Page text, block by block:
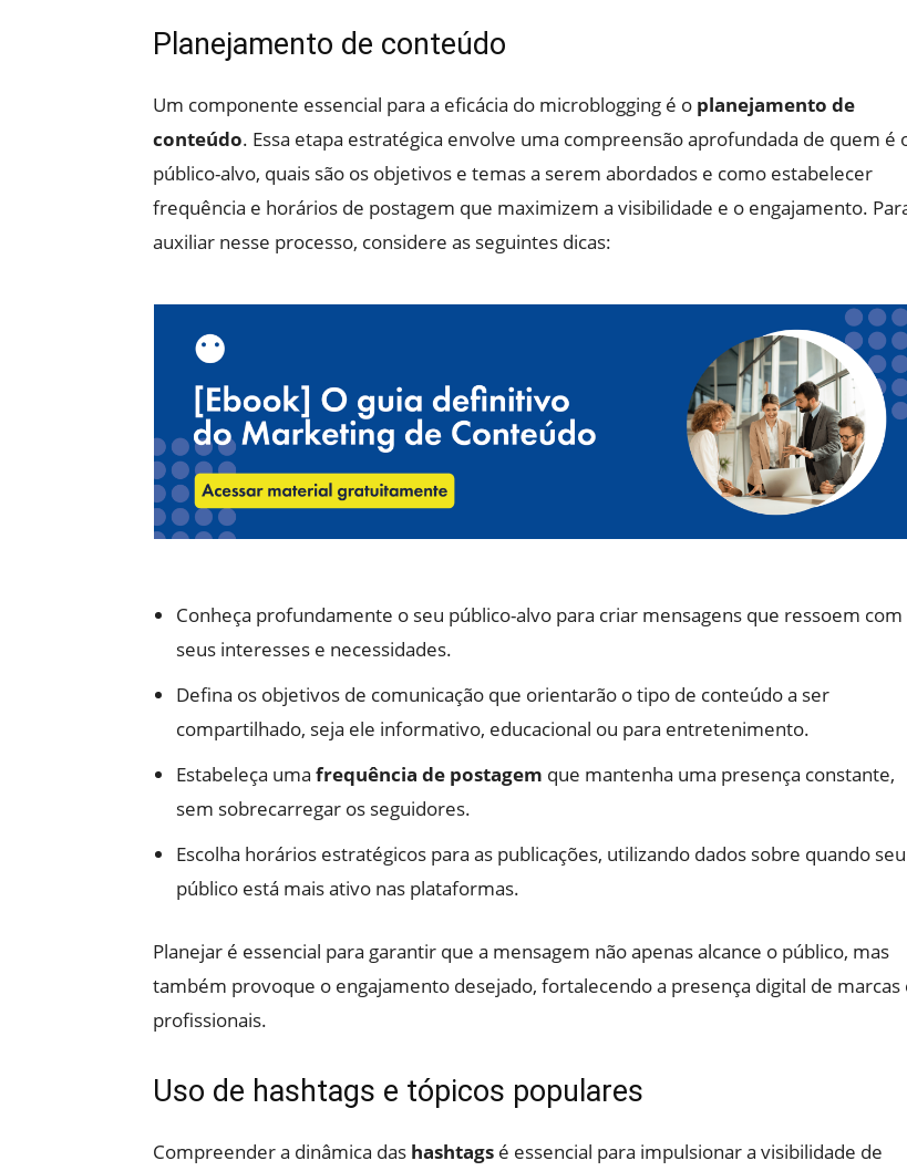
Planejamento de conteúdo
Um componente essencial para a eficácia do microblogging é o planejamento de
conteúdo. Essa etapa estratégica envolve uma compreensão aprofundada de quem é
público-alvo, quais são os objetivos e temas a serem abordados e como estabelecer
frequência e horários de postagem que maximizem a visibilidade e o engajamento.
auxiliar nesse processo, considere as seguintes dicas:
Conheça profundamente o seu público-alvo para criar mensagens que ressoem com
seus interesses e necessidades.
Defina os objetivos de comunicação que orientarão o tipo de conteúdo a ser
compartilhado, seja ele informativo, educacional ou para entretenimento.
Estabeleça uma frequência de postagem que mantenha uma presença constante,
sem sobrecarregar os seguidores.
Escolha horários estratégicos para as publicações, utilizando dados sobre quando seu
público está mais ativo nas plataformas.
Planejar é essencial para garantir que a mensagem não apenas alcance o público, mas
também provoque o engajamento desejado, fortalecendo a presença digital de marcas
profissionais.
Uso de hashtags e tópicos populares
Compreender a dinâmica das hashtags é essencial para impulsionar a visibilidade de